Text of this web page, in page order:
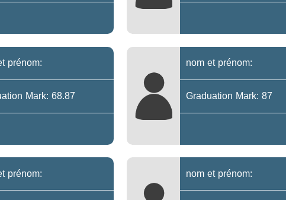
prénom:
Mark: 68.87
nom et prénom:
Graduation Mark: 87
prénom:
nom et prénom: